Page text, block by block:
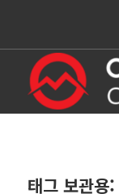
태그 보관용: